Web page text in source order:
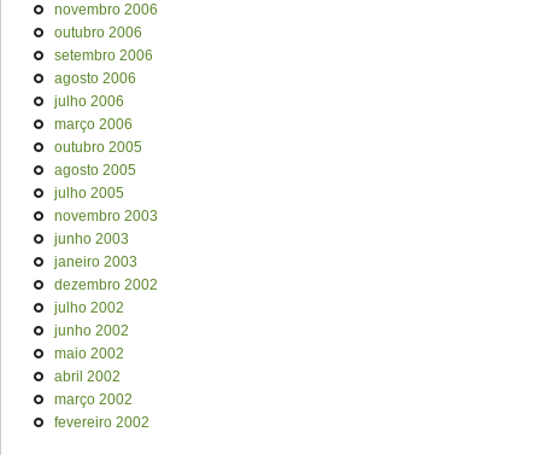
novembro 2006
outubro 2006
setembro 2006
agosto 2006
julho 2006
março 2006
outubro 2005
agosto 2005
julho 2005
novembro 2003
junho 2003
janeiro 2003
dezembro 2002
julho 2002
junho 2002
maio 2002
abril 2002
março 2002
fevereiro 2002